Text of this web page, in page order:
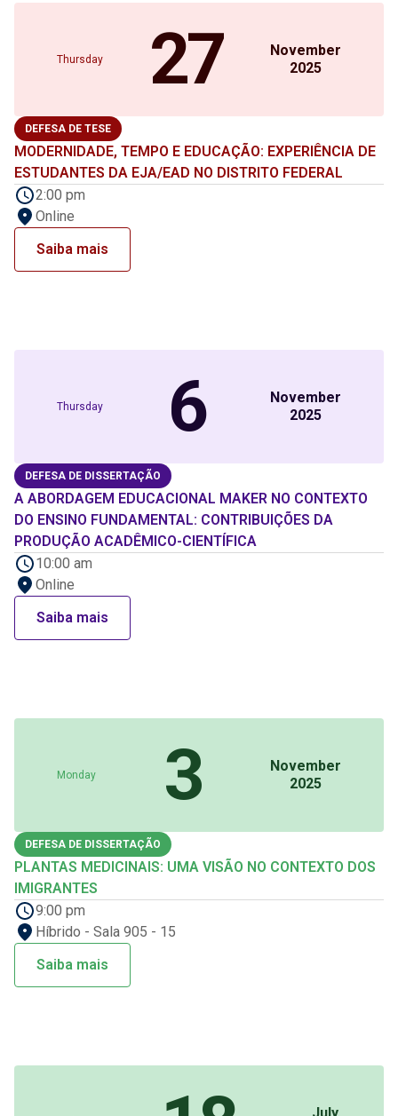
Thursday 27
November
2025
DEFESA DE TESE
MODERNIDADE, TEMPO E EDUCAÇÃO: EXPERIÊNCIA DE
ESTUDANTES DA EJA/EAD NO DISTRITO FEDERAL
2:00 pm
Online
Saiba mais
Thursday 6
November
2025
DEFESA DE DISSERTAÇÃO
A ABORDAGEM EDUCACIONAL MAKER NO CONTEXTO
DO ENSINO FUNDAMENTAL: CONTRIBUIÇÕES DA
PRODUÇÃO ACADÊMICO-CIENTÍFICA
10:00 am
Online
Saiba mais
Monday 3
November
2025
DEFESA DE DISSERTAÇÃO
PLANTAS MEDICINAIS: UMA VISÃO NO CONTEXTO DOS
IMIGRANTES
9:00 pm
Híbrido - Sala 905 - 15
Saiba mais